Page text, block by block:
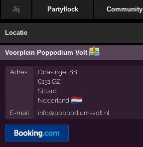
Jij Partyflock Community
Locatie
Voorplein Poppodium Volt
Adres
Odasingel 88
6131 GZ
Sittard
Nederland 🇳🇱
E-mail info@poppodium-volt.nl